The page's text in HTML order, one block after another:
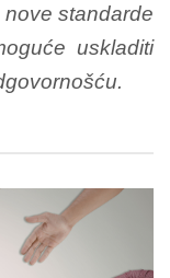
standarde
uskladiti